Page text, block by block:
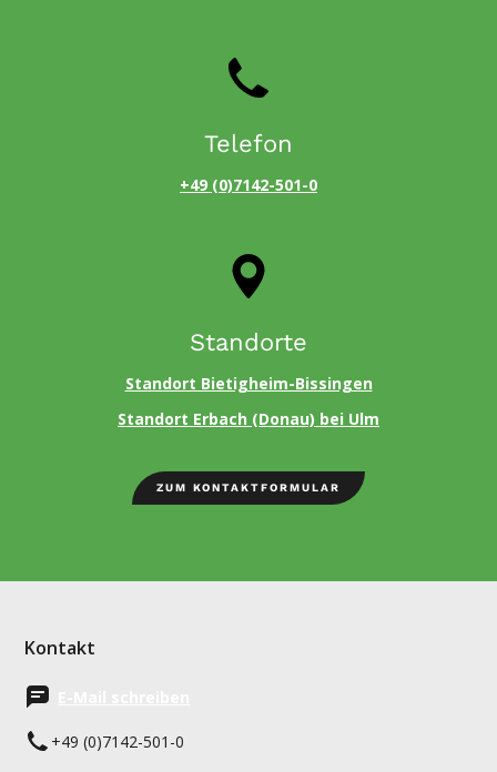
Telefon
+49 (0)7142-501-0
Standorte
Standort Bietigheim-Bissingen
Standort Erbach (Donau) bei Ulm
ZUM KONTAKTFORMULAR
Kontakt
+49 (0)7142-501-0